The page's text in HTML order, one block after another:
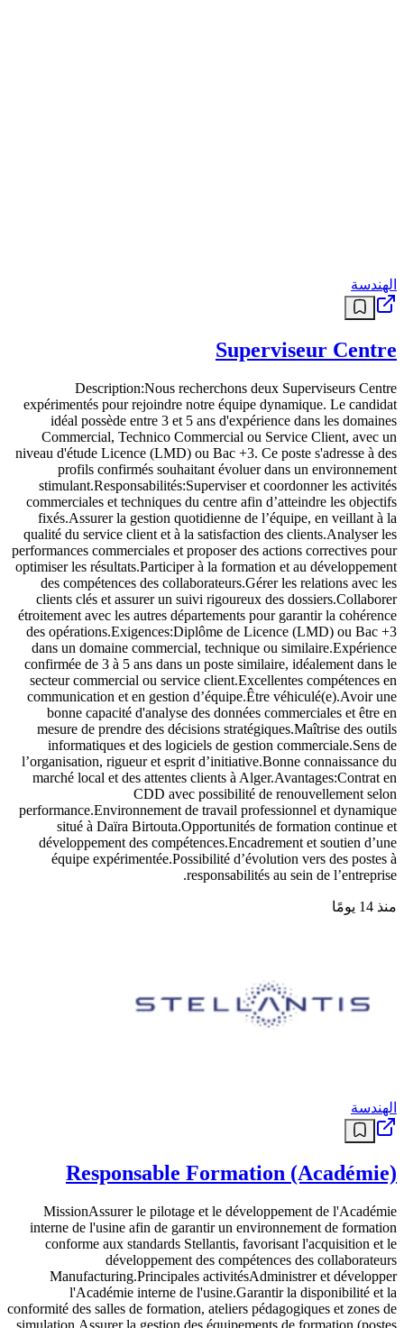
الهندسة
Superviseur Centre
Description:Nous recherchons deux Superviseurs Centre
expérimentés pour rejoindre notre équipe dynamique. Le candidat
idéal possède entre 3 et 5 ans d'expérience dans les domaines
Commercial, Technico Commercial ou Service Client, avec un
niveau d'étude Licence (LMD) ou Bac +3. Ce poste s'adresse à des
profils confirmés souhaitant évoluer dans un environnement
stimulant.Responsabilités:Superviser et coordonner les activités
commerciales et techniques du centre afin d’atteindre les objectifs
fixés.Assurer la gestion quotidienne de l’équipe, en veillant à la
qualité du service client et à la satisfaction des clients.Analyser les
performances commerciales et proposer des actions correctives pour
optimiser les résultats.Participer à la formation et au développement
des compétences des collaborateurs.Gérer les relations avec les
clients clés et assurer un suivi rigoureux des dossiers.Collaborer
étroitement avec les autres départements pour garantir la cohérence
des opérations.Exigences:Diplôme de Licence (LMD) ou Bac +3
dans un domaine commercial, technique ou similaire.Expérience
confirmée de 3 à 5 ans dans un poste similaire, idéalement dans le
secteur commercial ou service client.Excellentes compétences en
communication et en gestion d’équipe.Être véhiculé(e).Avoir une
bonne capacité d'analyse des données commerciales et être en
mesure de prendre des décisions stratégiques.Maîtrise des outils
informatiques et des logiciels de gestion commerciale.Sens de
l’organisation, rigueur et esprit d’initiative.Bonne connaissance du
marché local et des attentes clients à Alger.Avantages:Contrat en
CDD avec possibilité de renouvellement selon
performance.Environnement de travail professionnel et dynamique
situé à Daïra Birtouta.Opportunités de formation continue et
développement des compétences.Encadrement et soutien d’une
équipe expérimentée.Possibilité d’évolution vers des postes à
responsabilités au sein de l’entreprise.
منذ 14 يومًا
الهندسة
Responsable Formation (Académie)
MissionAssurer le pilotage et le développement de l'Académie
interne de l'usine afin de garantir un environnement de formation
conforme aux standards Stellantis, favorisant l'acquisition et le
développement des compétences des collaborateurs
Manufacturing.Principales activitésAdministrer et développer
l'Académie interne de l'usine.Garantir la disponibilité et la
conformité des salles de formation, ateliers pédagogiques et zones de
simulation.Assurer la gestion des équipements de formation (postes